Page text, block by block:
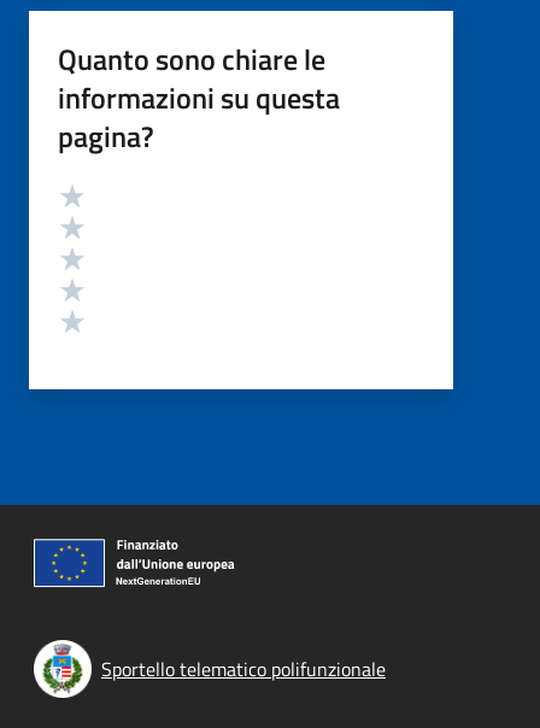
Quanto sono chiare le
informazioni su questa
pagina?
Valutazione
Sportello telematico polifunzionale